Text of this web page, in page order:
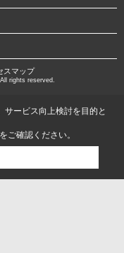
スマップ
rights reserved.
サービス向上検討を目的と
をご確認ください。